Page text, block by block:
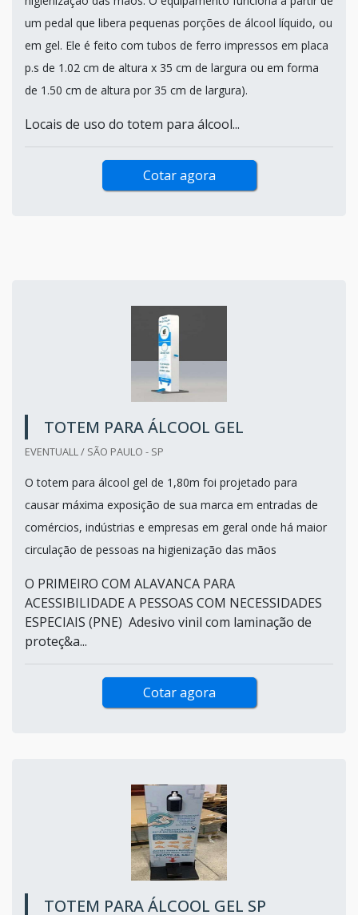
um pedal que libera pequenas porções de álcool líquido, ou
em gel. Ele é feito com tubos de ferro impressos em placa
p.s de 1.02 cm de altura x 35 cm de largura ou em forma
de 1.50 cm de altura por 35 cm de largura).
Locais de uso do totem para álcool...
Cotar agora
TOTEM PARA ÁLCOOL GEL
EVENTUALL / SÃO PAULO - SP
O totem para álcool gel de 1,80m foi projetado para
causar máxima exposição de sua marca em entradas de
comércios, indústrias e empresas em geral onde há maior
circulação de pessoas na higienização das mãos
O PRIMEIRO COM ALAVANCA PARA
ACESSIBILIDADE A PESSOAS COM NECESSIDADES
ESPECIAIS (PNE) Adesivo vinil com laminação de
proteç&a...
Cotar agora
TOTEM PARA ÁLCOOL GEL SP